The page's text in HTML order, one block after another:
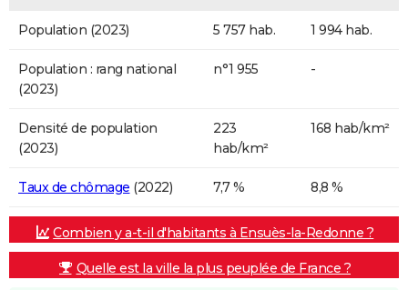
Population (2023) 5 757 hab. 1 994 hab.
Population : rang national
(2023)
n°1 955 -
Densité de population
(2023)
223
hab/km²
168 hab/km²
Taux de chômage (2022) 7,7 % 8,8 %
Combien y a-t-il d'habitants à Ensuès-la-Redonne ?
Quelle est la ville la plus peuplée de France ?